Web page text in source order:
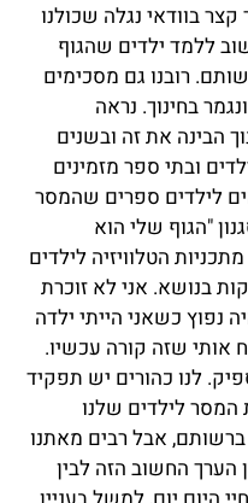
בוודאי נגלה שכולנו
ללמד ילדים שהגוף
רובנו גם מסכימים
בחינוך. נראה
הבינה את זה ובשנים
ובתי ספר מזמינים
לילדים ספרים שהמסר
"הגוף שלי הוא
הטלוויזיה לילדים
בנושא. אני לא זוכרת
נפוץ כשאני הייתי ילדה
אותי שזה קורה עכשיו.
לנו כהורים יש תפקיד
המסר לילדים שלנו
אבל רבים מאתנו
הערך החשוב הזה לבין